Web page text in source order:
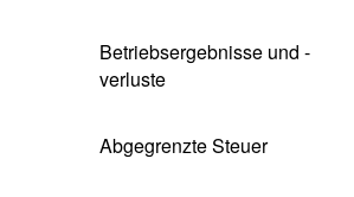
Betriebsergebnisse und -
verluste
Abgegrenzte Steuer